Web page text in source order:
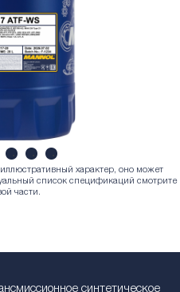
5 6
характер, оно может
список спецификаций смотрите
части.
синтетическое